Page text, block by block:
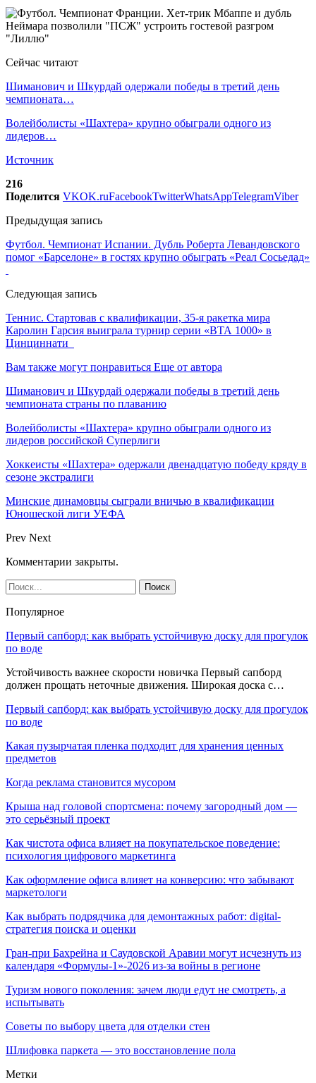
Сейчас читают
Шиманович и Шкурдай одержали победы в третий день
чемпионата…
Волейболисты «Шахтера» крупно обыграли одного из
лидеров…
Источник
216
Поделится VKOK.ruFacebookTwitterWhatsAppTelegramViber
Предыдущая запись
Футбол. Чемпионат Испании. Дубль Роберта Левандовского
помог «Барселоне» в гостях крупно обыграть «Реал Сосьедад»
Следующая запись
Теннис. Стартовав с квалификации, 35-я ракетка мира
Каролин Гарсия выиграла турнир серии «ВТА 1000» в
Цинциннати
Вам также могут понравиться Еще от автора
Шиманович и Шкурдай одержали победы в третий день
чемпионата страны по плаванию
Волейболисты «Шахтера» крупно обыграли одного из
лидеров российской Суперлиги
Хоккеисты «Шахтера» одержали двенадцатую победу кряду в
сезоне экстралиги
Минские динамовцы сыграли вничью в квалификации
Юношеской лиги УЕФА
Prev Next
Комментарии закрыты.
Популярное
Первый сапборд: как выбрать устойчивую доску для прогулок
по воде
Устойчивость важнее скорости новичка Первый сапборд
должен прощать неточные движения. Широкая доска с…
Первый сапборд: как выбрать устойчивую доску для прогулок
по воде
Какая пузырчатая пленка подходит для хранения ценных
предметов
Когда реклама становится мусором
Крыша над головой спортсмена: почему загородный дом —
это серьёзный проект
Как чистота офиса влияет на покупательское поведение:
психология цифрового маркетинга
Как оформление офиса влияет на конверсию: что забывают
маркетологи
Как выбрать подрядчика для демонтажных работ: digital-
стратегия поиска и оценки
Гран-при Бахрейна и Саудовской Аравии могут исчезнуть из
календаря «Формулы-1»-2026 из-за войны в регионе
Туризм нового поколения: зачем люди едут не смотреть, а
испытывать
Советы по выбору цвета для отделки стен
Шлифовка паркета — это восстановление пола
Метки